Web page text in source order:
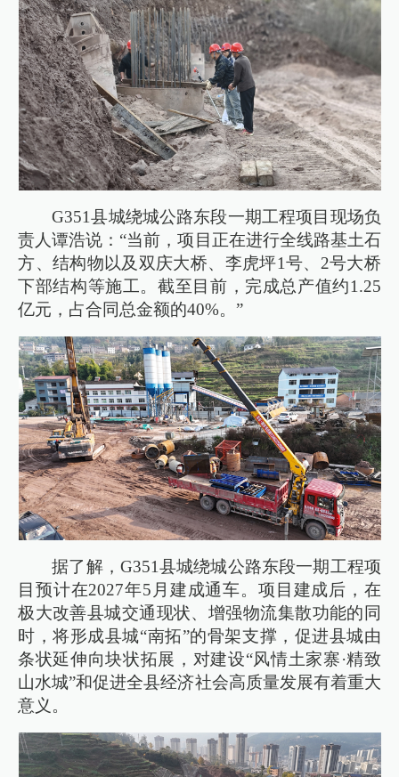
G351县城绕城公路东段一期工程项目现场负
责人谭浩说：“当前，项目正在进行全线路基土石
方、结构物以及双庆大桥、李虎坪1号、2号大桥
下部结构等施工。截至目前，完成总产值约1.25
亿元，占合同总金额的40%。”
据了解，G351县城绕城公路东段一期工程项
目预计在2027年5月建成通车。项目建成后，在
极大改善县城交通现状、增强物流集散功能的同
时，将形成县城“南拓”的骨架支撑，促进县城由
条状延伸向块状拓展，对建设“风情土家寨·精致
山水城”和促进全县经济社会高质量发展有着重大
意义。